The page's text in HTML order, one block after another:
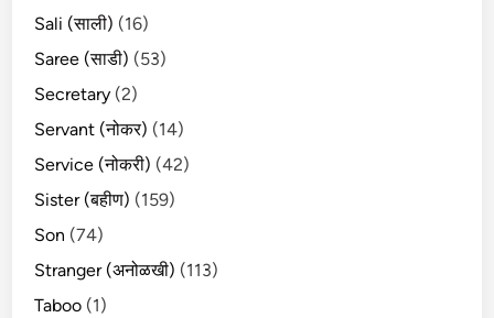
Sali (साली) (16)
Saree (साडी) (53)
Secretary (2)
Servant (नोकर) (14)
Service (नोकरी) (42)
Sister (बहीण) (159)
Son (74)
Stranger (अनोळखी) (113)
Taboo (1)